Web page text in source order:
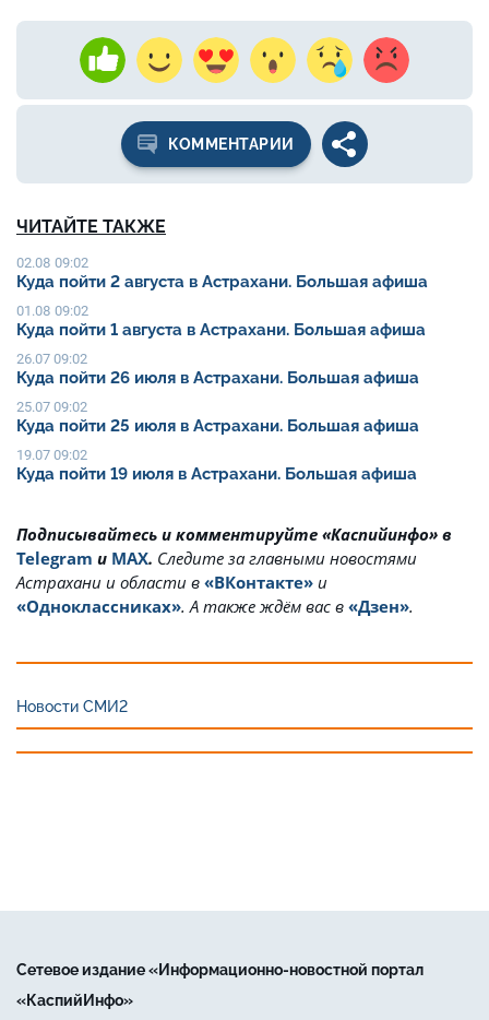
КОММЕНТАРИИ
ЧИТАЙТЕ ТАКЖЕ
02.08 09:02
Куда пойти 2 августа в Астрахани. Большая афиша
01.08 09:02
Куда пойти 1 августа в Астрахани. Большая афиша
26.07 09:02
Куда пойти 26 июля в Астрахани. Большая афиша
25.07 09:02
Куда пойти 25 июля в Астрахани. Большая афиша
19.07 09:02
Куда пойти 19 июля в Астрахани. Большая афиша
Подписывайтесь и комментируйте «Каспийинфо» в
Telegram и MAX. Cледите за главными новостями
Астрахани и области в «ВКонтакте» и
«Одноклассниках». А также ждём вас в «Дзен».
Новости СМИ2
Сетевое издание «Информационно-новостной портал
«КаспийИнфо»